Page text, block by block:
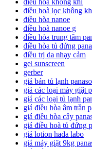
điều hòa không khí
điều hoà lọc không
điều hòa nanoe
điều hoà nanoe g
điều hòa trung tâm
điều hòa tủ đứng
điều trị da nhạy cảm
gel sunscreen
gerber
giá bán tủ lạnh
giá các loại máy giặt
giá các loại tủ lạnh
giá điều hòa âm trần
giá điều hòa cây
giá điều hoà tủ đứng
giá lotion hada labo
giá máy giặt 9kg